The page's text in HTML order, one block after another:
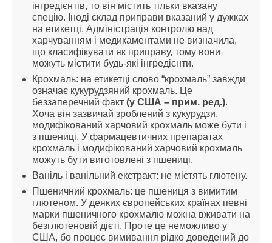
інгредієнтів, то він містить тільки вказану
спецію. Іноді склад приправи вказаний у дужках
на етикетці. Адміністрація контролю над
харчуванням і медикаментами не визначила,
що класифікувати як приправу, тому вони
можуть містити будь-які інгредієнти.
Крохмаль: на етикетці слово “крохмаль” завжди
означає кукурудзяний крохмаль. Це
беззаперечний факт (у США – прим. ред.).
Хоча він зазвичай зроблений з кукурудзи,
модифікований харчовий крохмаль може бути і
з пшениці. У фармацевтичних препаратах
крохмаль і модифікований харчовий крохмаль
можуть бути виготовлені з пшениці.
Ваніль і ванільний екстракт: не містять глютену.
Пшеничний крохмаль: це пшениця з вимитим
глютеном. У деяких європейських країнах певні
марки пшеничного крохмалю можна вживати на
безглютеновій дієті. Проте це неможливо у
США, бо процес вимивання рідко доведений до